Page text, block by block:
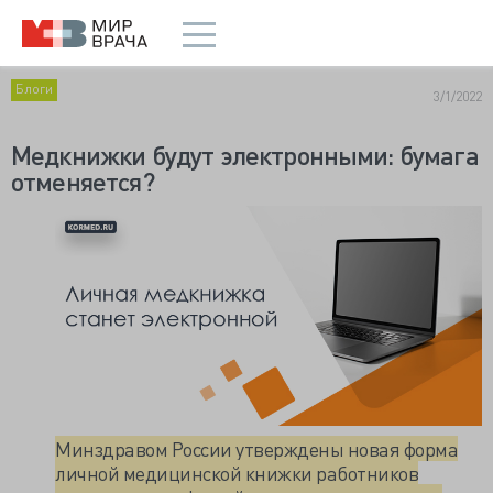
Блоги 3/1/2022
Медкнижки будут электронными: бумага
отменяется?
Минздравом России утверждены новая форма
личной медицинской книжки работников